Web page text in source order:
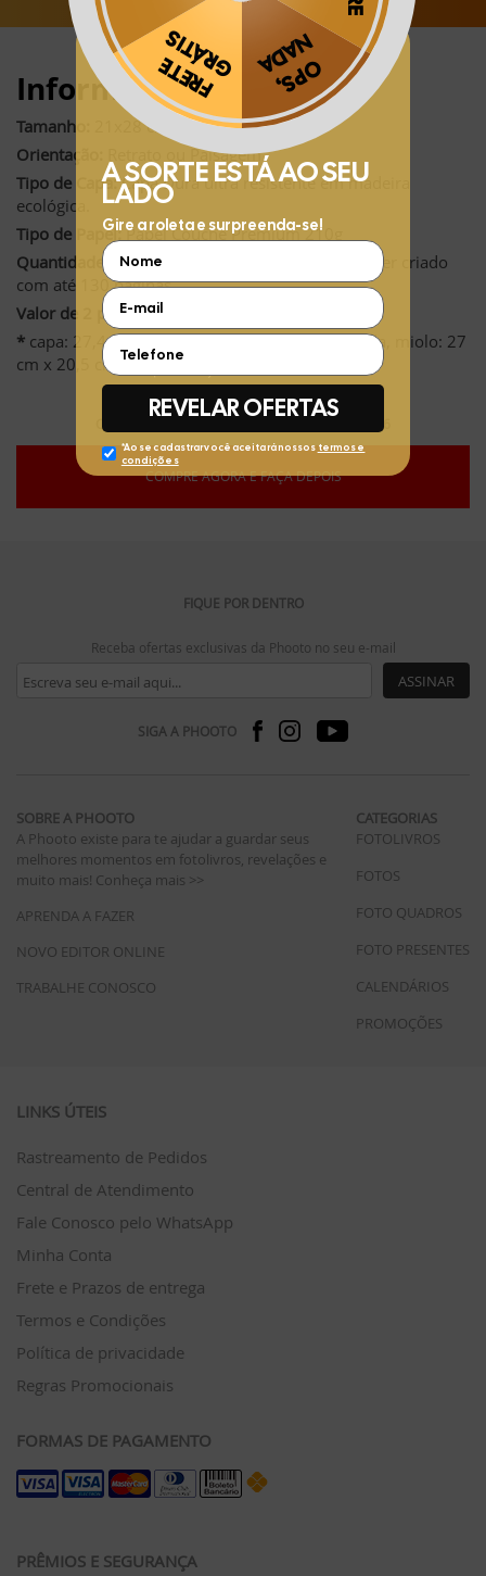
Informações:
Tamanho:
21x28 cm (fechado)*
Orientação:
Retrato ou Paisagem
Tipo de Capa:Capa Dura ultra resistente em madeira
ecológica.
Tipo de Papel: Papel Couché Premium 210g
Quantidade de Páginas:
Inclui 24 páginas. Pode ser criado
com até 130 páginas.
Valor de 2 páginas extras:
* capa: 27,4 cm x 21 cm e 0,8 a 2 cm de lombada, miolo: 27
cm x 20,5 cm
Compre hoje (07/08/2026) e faça até 30/11/2026
COMPRE AGORA E FAÇA DEPOIS
FIQUE POR DENTRO
Receba ofertas exclusivas da Phooto no seu e-mail
ASSINAR
Obrigado por se cadastrar na
Aproveite e receba as novidades e ofertas exclusivas da
SIGA A PHOOTO
SOBRE A PHOOTO
A Phooto existe para te ajudar a guardar seus
melhores momentos em fotolivros, revelações e
muito mais! Conheça mais >>
APRENDA A FAZER
NOVO EDITOR ONLINE
TRABALHE CONOSCO
CATEGORIAS
FOTOLIVROS
FOTOS
FOTO QUADROS
FOTO PRESENTES
CALENDÁRIOS
PROMOÇÕES
LINKS ÚTEIS
Rastreamento de Pedidos
Central de Atendimento
Fale Conosco pelo WhatsApp
Minha Conta
Frete e Prazos de entrega
Termos e Condições
Política de privacidade
Regras Promocionais
FORMAS DE PAGAMENTO
PRÊMIOS E SEGURANÇA